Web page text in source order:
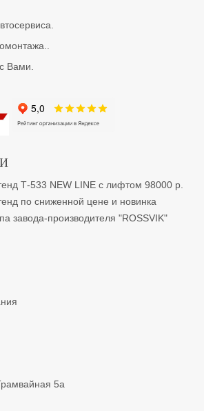
Вами.
Т-533 NEW LINE с лифтом 98000 р.
по сниженной цене и новинка
завода-производителя "ROSSVIK"
5а